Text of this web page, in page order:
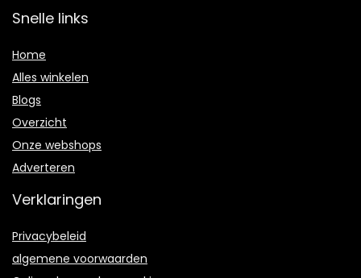
Snelle links
Home
Alles winkelen
Blogs
Overzicht
Onze webshops
Adverteren
Verklaringen
Privacybeleid
algemene voorwaarden